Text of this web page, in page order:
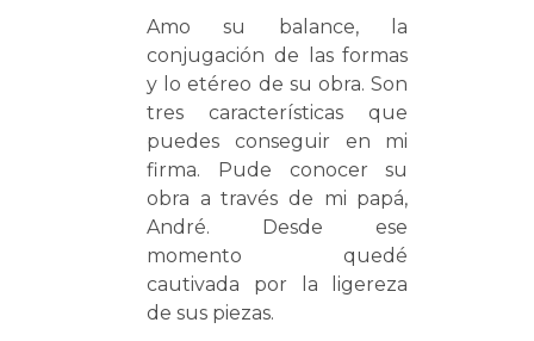
Amo su balance, la
conjugación de las formas
y lo etéreo de su obra. Son
tres características que
puedes conseguir en mi
firma. Pude conocer su
obra a través de mi papá,
André. Desde ese
momento quedé
cautivada por la ligereza
de sus piezas.